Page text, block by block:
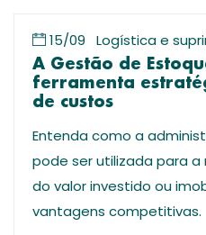
15/09 Logística e
A Gestão de
ferramenta
de custos
Entenda como a
pode ser utilizada para
do valor investido ou
vantagens competitivas.